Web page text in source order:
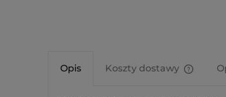
Opis Koszty dostawy